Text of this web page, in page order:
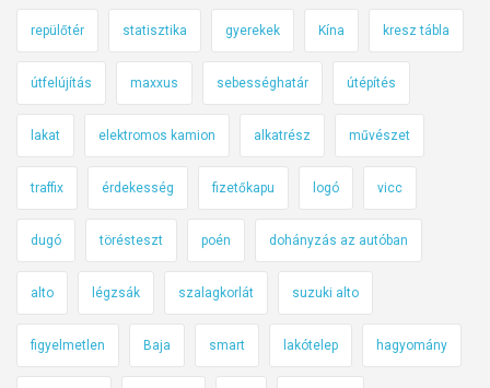
repülőtér statisztika gyerekek Kína kresz tábla
útfelújítás maxxus sebességhatár útépítés
lakat elektromos kamion alkatrész művészet
traffix érdekesség fizetőkapu logó vicc
dugó törésteszt poén dohányzás az autóban
alto légzsák szalagkorlát suzuki alto
figyelmetlen Baja smart lakótelep hagyomány